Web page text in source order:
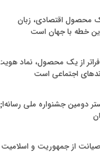
محصول اقتصادی، زبان
خطه با جهان است
از یک محصول، نماد هویت
اجتماعی است
دومین جشنواره ملی رسانه‌ای
از جمهوریت و اسلامیت